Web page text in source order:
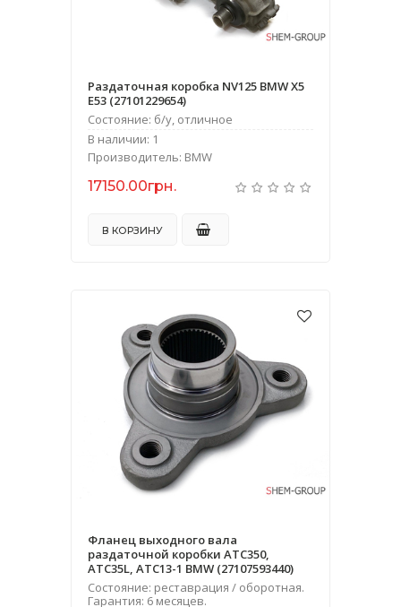
Раздаточная коробка NV125 BMW X5
E53 (27101229654)
Состояние: б/у, отличное
В наличии: 1
Производитель: BMW
17150.00грн.
В КОРЗИНУ
Фланец выходного вала
раздаточной коробки ATC350,
ATC35L, ATC13-1 BMW (27107593440)
Состояние: реставрация / оборотная.
Гарантия: 6 месяцев.